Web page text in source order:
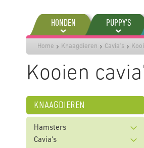
HONDEN PUPPY'S
Home Knaagdieren Cavia's
Kooien
knaagdieren
Hamsters
Cavia's